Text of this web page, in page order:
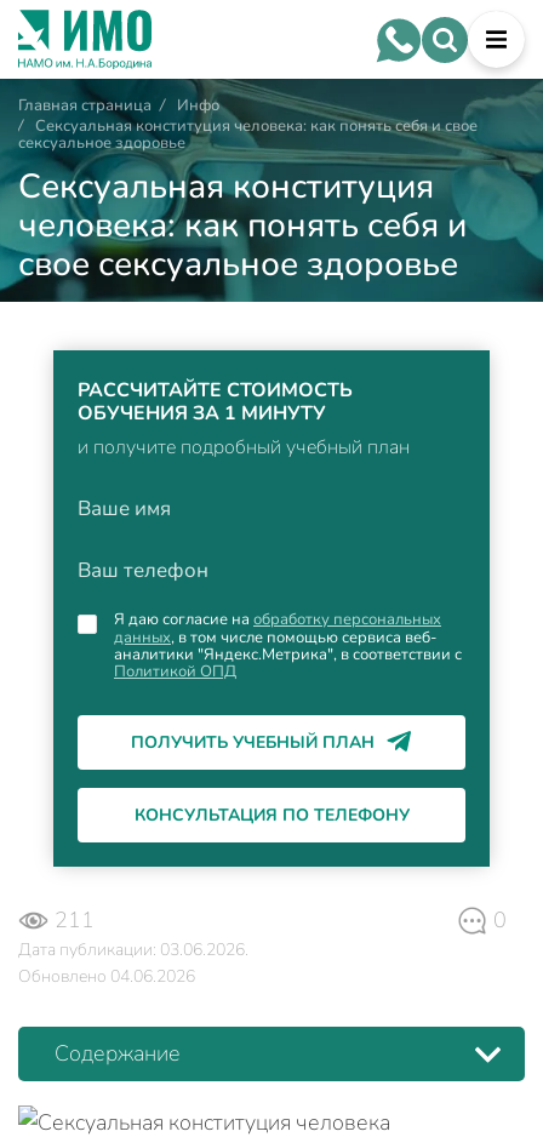
Главная страница /
Инфо
/ Сексуальная конституция человека: как понять себя и свое
сексуальное здоровье
Сексуальная конституция
человека: как понять себя и
свое сексуальное здоровье
211 0
Дата публикации: 03.06.2026.
Обновлено 04.06.2026
Содержание
РАССЧИТАЙТЕ СТОИМОСТЬ
ОБУЧЕНИЯ ЗА 1 МИНУТУ
и получите подробный учебный план
Ваше имя
Ваш телефон
Я даю согласие на обработку персональных
данных, в том числе помощью сервиса веб-
аналитики "Яндекс.Метрика", в соответствии с
Политикой ОПД
ПОЛУЧИТЬ УЧЕБНЫЙ ПЛАН
КОНСУЛЬТАЦИЯ ПО ТЕЛЕФОНУ